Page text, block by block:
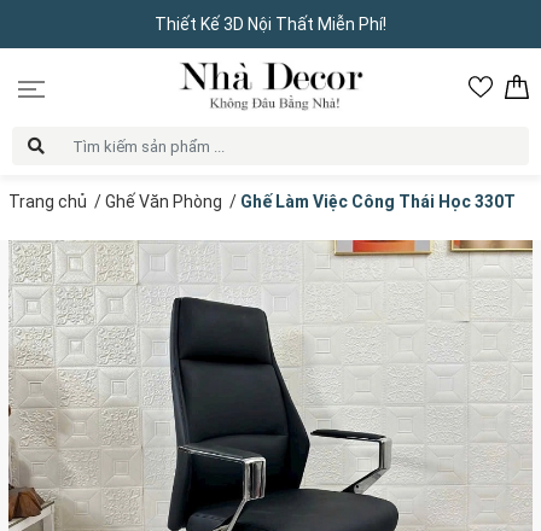
Thiết Kế 3D Nội Thất Miễn Phí!
Trang chủ /Ghế Văn Phòng / Ghế Làm Việc Công Thái Học 330T